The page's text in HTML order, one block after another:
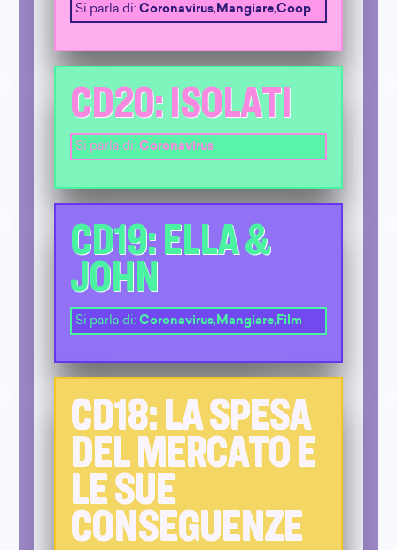
Si parla di: Coronavirus,Mangiare,Coop
CD20: ISOLATI
Si parla di: Coronavirus
CD19: ELLA &
JOHN
Si parla di: Coronavirus,Mangiare,Film
CD18: LA SPESA
DEL MERCATO E
LE SUE
CONSEGUENZE